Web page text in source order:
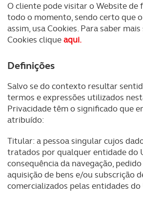
O cliente pode visitar o Website de
todo o momento, sendo certo que
assim, usa Cookies. Para saber
Cookies cliqueaqui.
Definições
Salvo se do contexto resultar
termos e expressões utilizados
Privacidade têm o significado que
atribuído:
Titular: a pessoa singular cujos
tratados por qualquer entidade do
consequência da navegação,
aquisição de bens e/ou subscrição
comercializados pelas entidades do